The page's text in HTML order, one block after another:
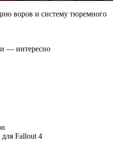
воров и систему тюремного
— интересно
Fallout 4